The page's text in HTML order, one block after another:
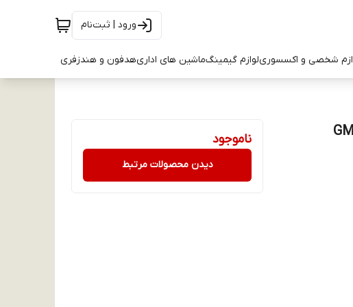
ورود | ثبت‌نام
شخصی و اکسسوریلوازم گیمینگماشین های اداریهدفون و هندزفری
ناموجود
دیدن محصولات مرتبط